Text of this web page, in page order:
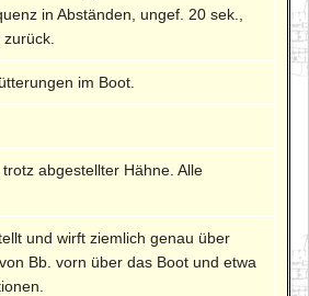
in Abständen, ungef. 20 sek.,
im Boot.
abgestellter Hähne. Alle
und wirft ziemlich genau über
Bb. vorn über das Boot und etwa